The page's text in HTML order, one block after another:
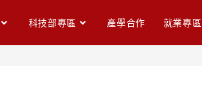
科技部專區 產學合作 就業專區